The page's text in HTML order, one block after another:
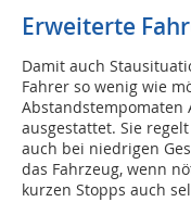
Erweiterte
Damit auch
Fahrer so wenig wie
Abstandstempomaten
ausgestattet. Sie
auch bei niedrigen
das Fahrzeug, wenn
kurzen Stopps auch